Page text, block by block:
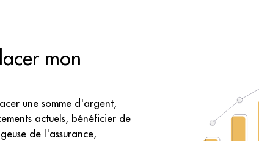
mon
une somme d'argent,
actuels, bénéficier de
de l'assurance,